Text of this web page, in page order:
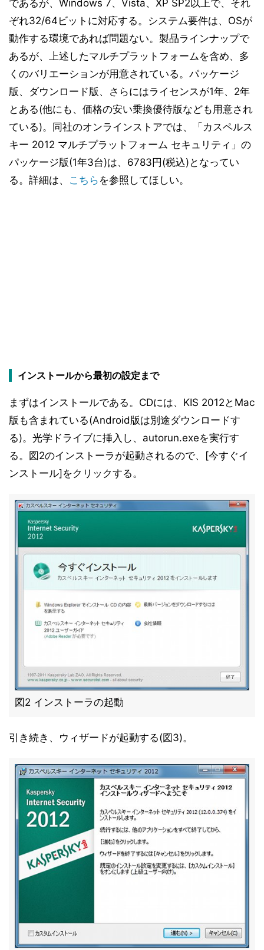
であるが、Windows 7、Vista、XP SP2以上で、それ
ぞれ32/64ビットに対応する。システム要件は、OSが
動作する環境であれば問題ない。製品ラインナップで
あるが、上述したマルチプラットフォームを含め、多
くのバリエーションが用意されている。パッケージ
版、ダウンロード版、さらにはライセンスが1年、2年
とある(他にも、価格の安い乗換優待版なども用意され
ている)。同社のオンラインストアでは、「カスペルス
キー 2012 マルチプラットフォーム セキュリティ」の
パッケージ版(1年3台)は、6783円(税込)となってい
る。詳細は、 こちら を参照してほしい。
インストールから最初の設定まで
まずはインストールである。CDには、KIS 2012とMac
版も含まれている(Android版は別途ダウンロードす
る)。光学ドライブに挿入し、autorun.exeを実行す
る。図2のインストーラが起動されるので、[今すぐイ
ンストール]をクリックする。
図2 インストーラの起動
引き続き、ウィザードが起動する(図3)。